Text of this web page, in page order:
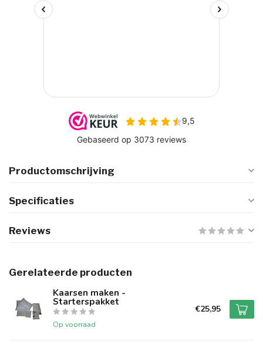
Productomschrijving
Specificaties
Reviews
Gerelateerde producten
Kaarsen maken -
Starterspakket
Op voorraad
€25,95